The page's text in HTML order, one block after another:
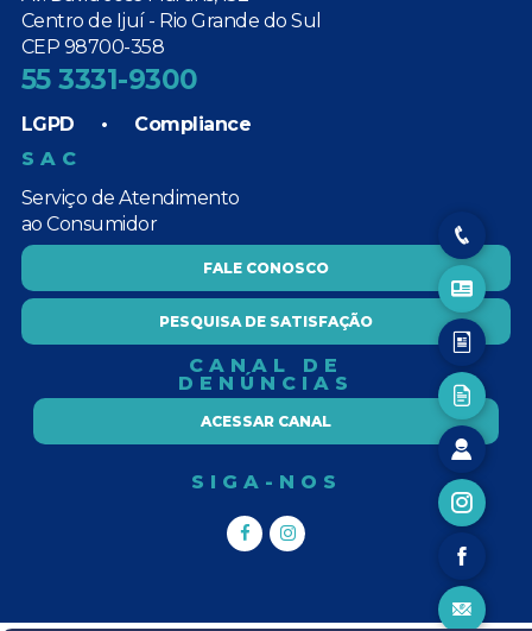
Centro de Ijuí - Rio Grande do Sul
CEP 98700-358
55 3331-9300
LGPD • Compliance
SAC
Serviço de Atendimento
ao Consumidor
FALE CONOSCO
PESQUISA DE SATISFAÇÃO
CANAL DE
DENÚNCIAS
ACESSAR CANAL
SIGA-NOS